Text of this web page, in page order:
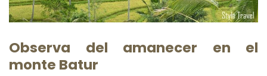
Observa del amanecer en el
monte Batur